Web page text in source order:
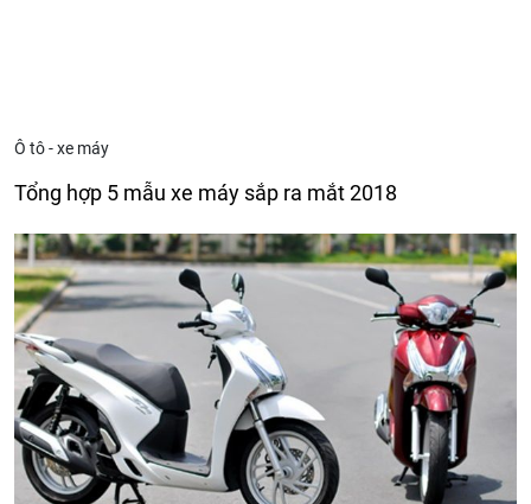
Ô tô - xe máy
Tổng hợp 5 mẫu xe máy sắp ra mắt 2018